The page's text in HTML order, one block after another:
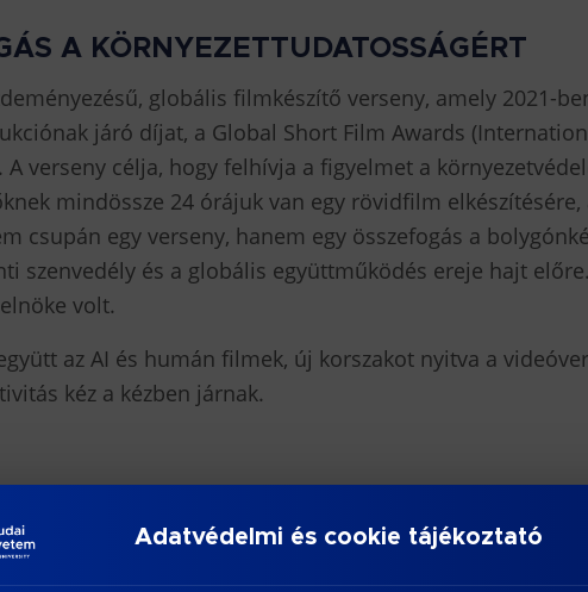
A KÖRNYEZETTUDATOSSÁGÉRT
globális filmkészítő verseny, amely 2021-
járó díjat, a Global Short Film Awards
A verseny célja, hogy felhívja a figyelmet a
mindössze 24 órájuk van egy rövidfilm
csupán egy verseny, hanem egy összefogás a
szenvedély és a globális együttműködés ereje hajt
volt.
az AI és humán filmek, új korszakot nyitva a
kéz a kézben járnak.
Pedagógusképző és Vidékfejlesztési Kara
a Shoot4Earth/Forgass a Földért! Filmkészítő Versenyt.
Adatvédelmi és cookie tájékoztató